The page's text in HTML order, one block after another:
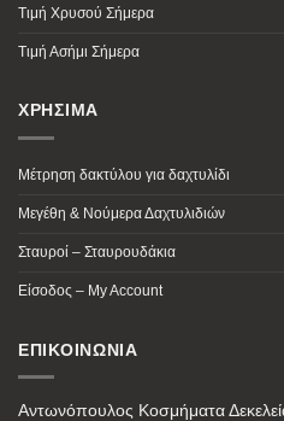
Τιμή Χρυσού Σήμερα
Τιμή Ασήμι Σήμερα
ΧΡΗΣΙΜΑ
Μέτρηση δακτύλου για δαχτυλίδι
Μεγέθη & Νούμερα Δαχτυλιδιών
Σταυροί – Σταυρουδάκια
Είσοδος – My Account
ΕΠΙΚΟΙΝΩΝΙΑ
Αντωνόπουλος Κοσμήματα